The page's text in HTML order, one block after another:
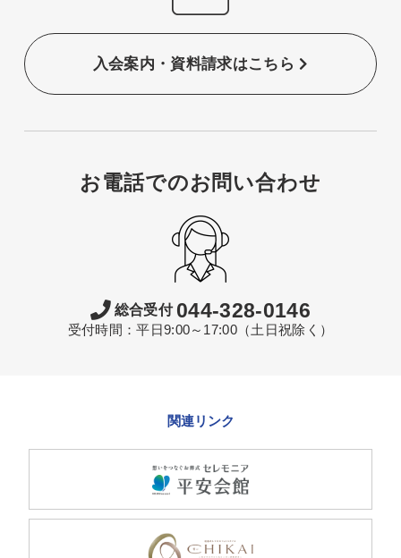
入会案内・資料請求はこちら
お電話でのお問い合わせ
総合受付 044-328-0146
受付時間：平日9:00～17:00（土日祝除く）
関連リンク